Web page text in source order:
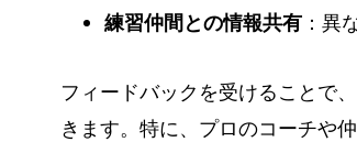
練習仲間との情報共有 ：異
フィードバックを受けることで
きます。特に、プロのコーチや